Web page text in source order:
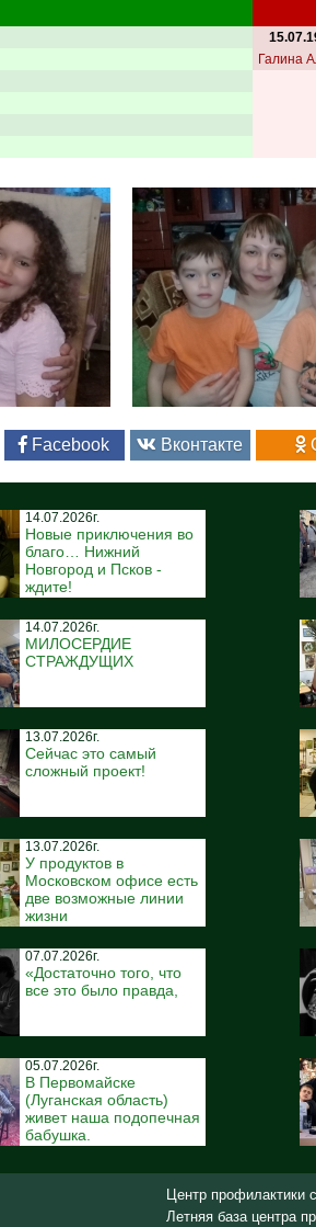
Галина
Facebook Вконтакте
14.07.2026г.
Новые приключения во
благо… Нижний
Новгород и Псков -
ждите!
14.07.2026г.
МИЛОСЕРДИЕ
СТРАЖДУЩИХ
13.07.2026г.
Сейчас это самый
сложный проект!
13.07.2026г.
У продуктов в
Московском офисе есть
две возможные линии
жизни
07.07.2026г.
«Достаточно того, что
все это было правда,
05.07.2026г.
В Первомайске
(Луганская область)
живет наша подопечная
бабушка.
Центр профилактики
Летняя база центра